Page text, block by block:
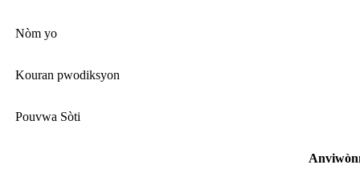
Nòm yo
Kouran pwodiksyon
Pouvwa Sòti